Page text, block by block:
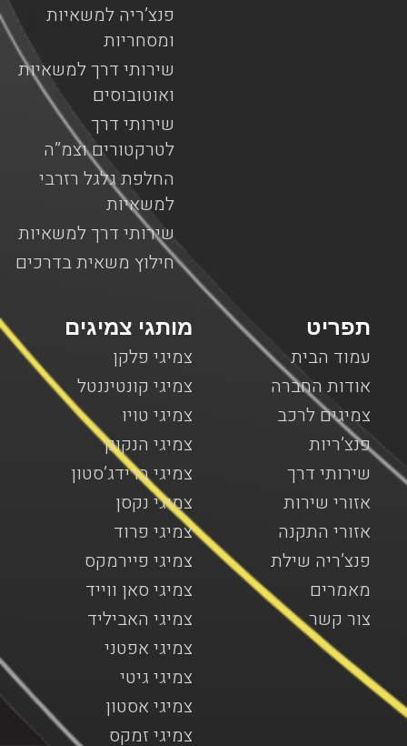
פנצ’ריה למשאיות
ומסחריות
שירותי דרך למשאיות
ואוטובוסים
שירותי דרך
לטרקטורים וצמ”ה
החלפת גלגל רזרבי
למשאיות
שירותי דרך למשאיות
חילוץ משאית בדרכים
מותגי צמיגים
צמיגי פלקן
צמיגי קונטיננטל
צמיגי טויו
צמיגי הנקוק
צמיגי ברידג’סטון
צמיגי נקסן
צמיגי פרוד
צמיגי פיירמקס
צמיגי סאן ווייד
צמיגי האביליד
צמיגי אפטני
צמיגי גיטי
צמיגי אסטון
צמיגי זמקס
תפריט
עמוד הבית
אודות החברה
צמיגים לרכב
פנצ’ריות
שירותי דרך
אזורי שירות
אזורי התקנה
פנצ’ריה שילת
מאמרים
צור קשר